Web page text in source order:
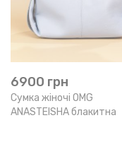
6900 грн
Сумка жіночі OMG
ANASTEISHA блакитна